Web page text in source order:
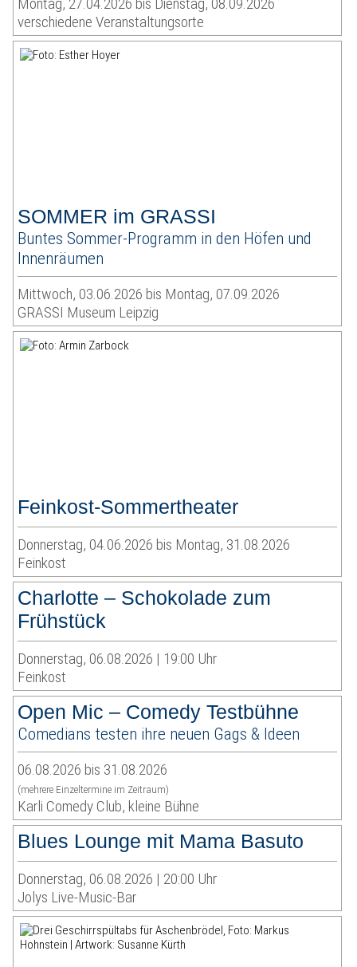
Montag, 27.04.2026 bis Dienstag, 08.09.2026
verschiedene Veranstaltungsorte
SOMMER im GRASSI
Buntes Sommer-Programm in den Höfen und
Innenräumen
Mittwoch, 03.06.2026 bis Montag, 07.09.2026
GRASSI Museum Leipzig
Feinkost-Sommertheater
Donnerstag, 04.06.2026 bis Montag, 31.08.2026
Feinkost
Charlotte – Schokolade zum
Frühstück
Donnerstag, 06.08.2026 | 19:00 Uhr
Feinkost
Open Mic – Comedy Testbühne
Comedians testen ihre neuen Gags & Ideen
06.08.2026 bis 31.08.2026
(mehrere Einzeltermine im Zeitraum)
Karli Comedy Club, kleine Bühne
Blues Lounge mit Mama Basuto
Donnerstag, 06.08.2026 | 20:00 Uhr
Jolys Live-Music-Bar